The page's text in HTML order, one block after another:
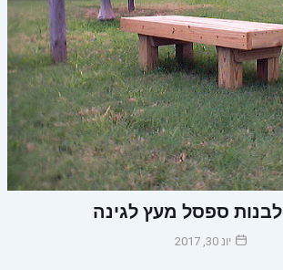
ספסל מעץ לגינה
יונ 30, 2017